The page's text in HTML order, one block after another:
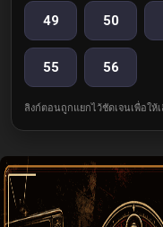
49 50
55 56
ลิงก์ตอนถูกแยกไว้ชัดเจนเพื่อใ